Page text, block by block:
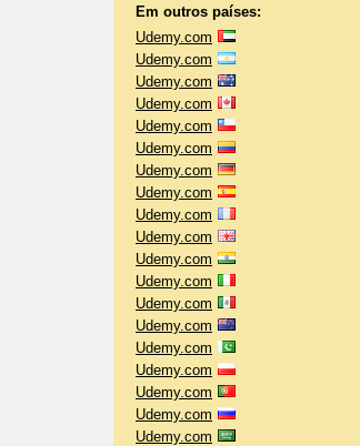
Em outros países:
Udemy.com
Udemy.com
Udemy.com
Udemy.com
Udemy.com
Udemy.com
Udemy.com
Udemy.com
Udemy.com
Udemy.com
Udemy.com
Udemy.com
Udemy.com
Udemy.com
Udemy.com
Udemy.com
Udemy.com
Udemy.com
Udemy.com